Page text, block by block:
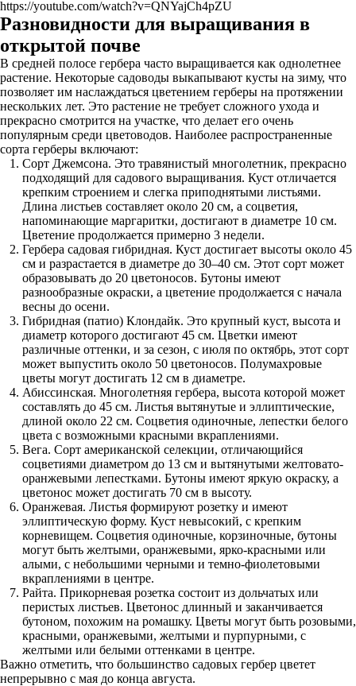
https://youtube.com/watch?v=QNYajCh4pZU
Разновидности для выращивания в
открытой почве
В средней полосе гербера часто выращивается как однолетнее
растение. Некоторые садоводы выкапывают кусты на зиму, что
позволяет им наслаждаться цветением герберы на протяжении
нескольких лет. Это растение не требует сложного ухода и
прекрасно смотрится на участке, что делает его очень
популярным среди цветоводов. Наиболее распространенные
сорта герберы включают:
Сорт Джемсона. Это травянистый многолетник, прекрасно
подходящий для садового выращивания. Куст отличается
крепким строением и слегка приподнятыми листьями.
Длина листьев составляет около 20 см, а соцветия,
напоминающие маргаритки, достигают в диаметре 10 см.
Цветение продолжается примерно 3 недели.
Гербера садовая гибридная. Куст достигает высоты около 45
см и разрастается в диаметре до 30–40 см. Этот сорт может
образовывать до 20 цветоносов. Бутоны имеют
разнообразные окраски, а цветение продолжается с начала
весны до осени.
Гибридная (патио) Клондайк. Это крупный куст, высота и
диаметр которого достигают 45 см. Цветки имеют
различные оттенки, и за сезон, с июля по октябрь, этот сорт
может выпустить около 50 цветоносов. Полумахровые
цветы могут достигать 12 см в диаметре.
Абиссинская. Многолетняя гербера, высота которой может
составлять до 45 см. Листья вытянутые и эллиптические,
длиной около 22 см. Соцветия одиночные, лепестки белого
цвета с возможными красными вкраплениями.
Вега. Сорт американской селекции, отличающийся
соцветиями диаметром до 13 см и вытянутыми желтовато-
оранжевыми лепестками. Бутоны имеют яркую окраску, а
цветонос может достигать 70 см в высоту.
Оранжевая. Листья формируют розетку и имеют
эллиптическую форму. Куст невысокий, с крепким
корневищем. Соцветия одиночные, корзиночные, бутоны
могут быть желтыми, оранжевыми, ярко-красными или
алыми, с небольшими черными и темно-фиолетовыми
вкраплениями в центре.
Райта. Прикорневая розетка состоит из дольчатых или
перистых листьев. Цветонос длинный и заканчивается
бутоном, похожим на ромашку. Цветы могут быть розовыми,
красными, оранжевыми, желтыми и пурпурными, с
желтыми или белыми оттенками в центре.
Важно отметить, что большинство садовых гербер цветет
непрерывно с мая до конца августа.